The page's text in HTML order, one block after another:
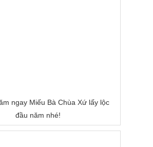
ngay Miếu Bà Chùa Xứ lấy lộc
đầu năm nhé!